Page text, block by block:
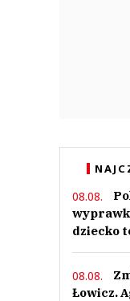
08.08.
dziecko
08.08.
Łowicz.